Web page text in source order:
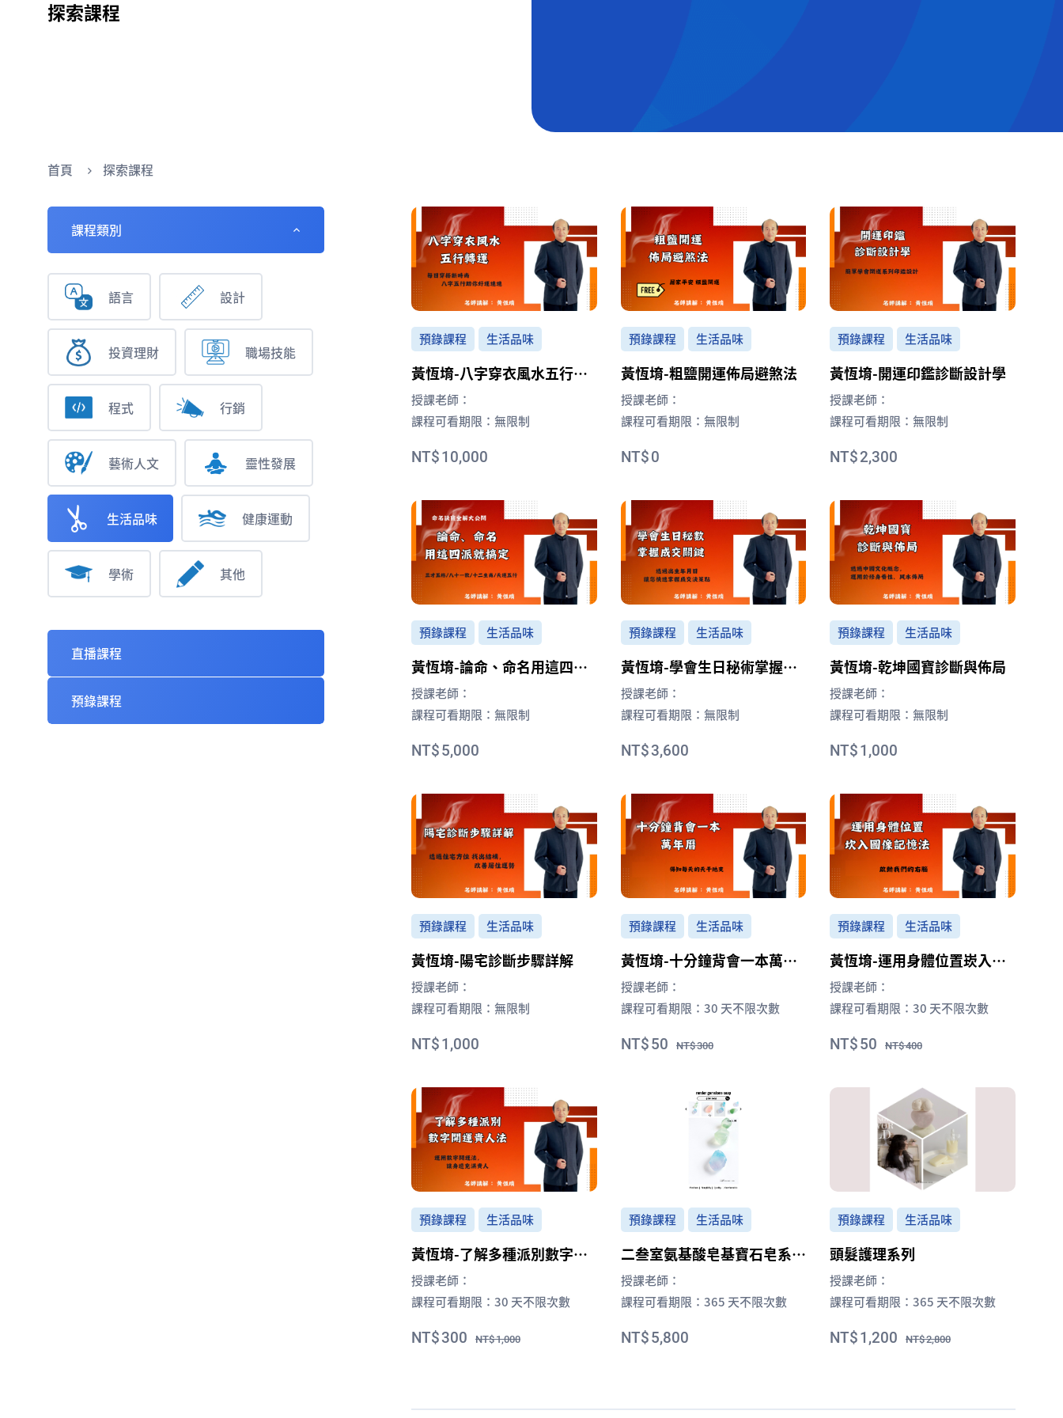
探索課程
首頁 探索課程
課程類別
語言 設計
投資理財 職場技能
程式 行銷
藝術人文 靈性發展
生活品味 健康運動
學術 其他
直播課程
預錄課程
預錄課程 生活品味
黃恆堉-八字穿衣風水五行轉
運
授課老師：
課程可看期限： 無限制
10,000
預錄課程 生活品味
黃恆堉-粗鹽開運佈局避煞法
授課老師：
課程可看期限： 無限制
0
預錄課程 生活品味
黃恆堉-開運印鑑診斷設計學
授課老師：
課程可看期限： 無限制
2,300
預錄課程 生活品味
黃恆堉-論命、命名用這四派
就搞定
授課老師：
課程可看期限： 無限制
5,000
預錄課程 生活品味
黃恆堉-學會生日秘術掌握成
交關鍵
授課老師：
課程可看期限： 無限制
3,600
預錄課程 生活品味
黃恆堉-乾坤國寶診斷與佈局
授課老師：
課程可看期限： 無限制
1,000
預錄課程 生活品味
黃恆堉-陽宅診斷步驟詳解
授課老師：
課程可看期限： 無限制
1,000
預錄課程 生活品味
黃恆堉-十分鐘背會一本萬年
曆
授課老師：
課程可看期限： 30 天不限次數
50 300
預錄課程 生活品味
黃恆堉-運用身體位置崁入圖
像記憶法
授課老師：
課程可看期限：30 天不限次數
50 400
預錄課程 生活品味
黃恆堉-了解多種派別數字開
運貴人法
授課老師：
課程可看期限：30 天不限次數
300 1,000
預錄課程 生活品味
二叁室氨基酸皂基寶石皂系統
證書課 初階level 1
授課老師：
課程可看期限： 365 天不限次數
5,800
預錄課程 生活品味
頭髮護理系列
授課老師：
課程可看期限：365 天不限次數
1,200 2,800